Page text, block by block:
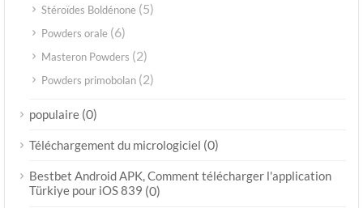
Stéroïdes Boldénone (5)
Powders orale (6)
Masteron Powders (2)
Powders primobolan (2)
populaire (0)
Téléchargement du micrologiciel (0)
Bestbet Android APK, Comment télécharger l'application
Türkiye pour iOS 839 (0)